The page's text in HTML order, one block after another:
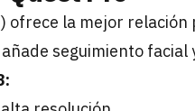
ofrece la mejor
seguimiento